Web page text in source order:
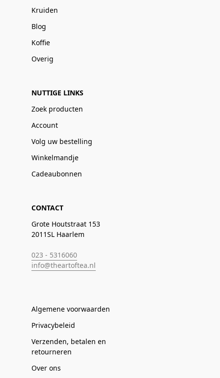
Kruiden
Blog
Koffie
Overig
NUTTIGE LINKS
Zoek producten
Account
Volg uw bestelling
Winkelmandje
Cadeaubonnen
CONTACT
Grote Houtstraat 153
2011SL Haarlem
023 - 5316060
info@theartoftea.nl
Algemene voorwaarden
Privacybeleid
Verzenden, betalen en
retourneren
Over ons